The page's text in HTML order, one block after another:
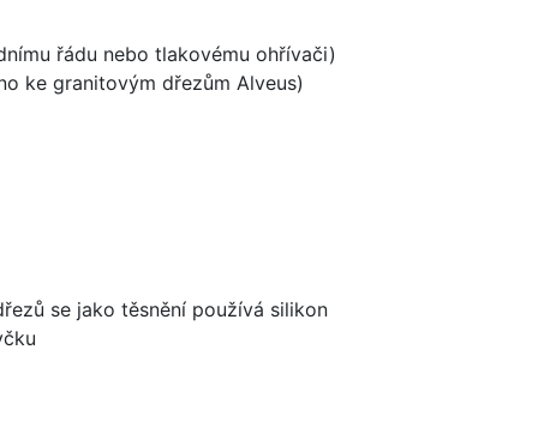
řádu nebo tlakovému ohřívači)
ke granitovým dřezům Alveus)
se jako těsnění používá silikon